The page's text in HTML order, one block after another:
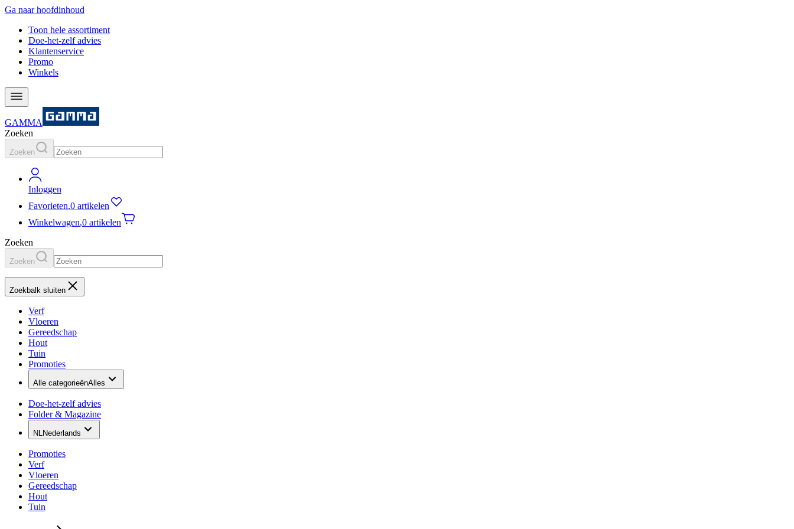
Ga naar hoofdinhoud
Toon hele assortiment
Doe-het-zelf advies
Klantenservice
Promo
Winkels
GAMMA
Zoeken
Zoeken
Inloggen
Favorieten,0 artikelen
Winkelwagen,0 artikelen
Zoeken
Zoeken
Zoekbalk sluiten
Verf
Vloeren
Gereedschap
Hout
Tuin
Promoties
Alle categorieënAlles
Doe-het-zelf advies
Folder & Magazine
NLNederlands
Promoties
Verf
Vloeren
Gereedschap
Hout
Tuin